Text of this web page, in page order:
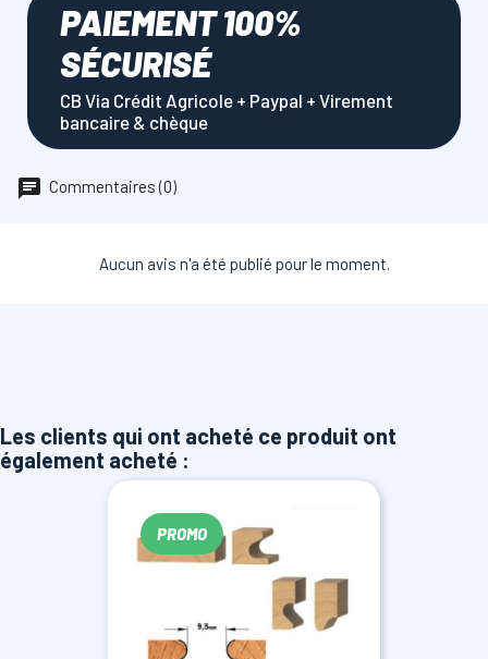
PAIEMENT 100%
SÉCURISÉ
CB Via Crédit Agricole + Paypal + Virement
bancaire & chèque
Commentaires (0)
Aucun avis n'a été publié pour le moment.
Les clients qui ont acheté ce produit ont
également acheté :
PROMO